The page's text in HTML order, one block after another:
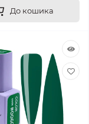
До кошика